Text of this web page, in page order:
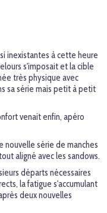
inexistantes à cette heure
s'imposait et la cible
très physique avec
sa série mais petit à petit
venait enfin, apéro
nouvelle série de manches
aligné avec les sandows.
départs nécessaires
la fatigue s'accumulant
deux nouvelles